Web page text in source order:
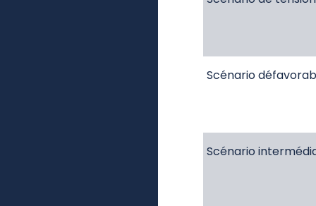
Scénario
Scénario